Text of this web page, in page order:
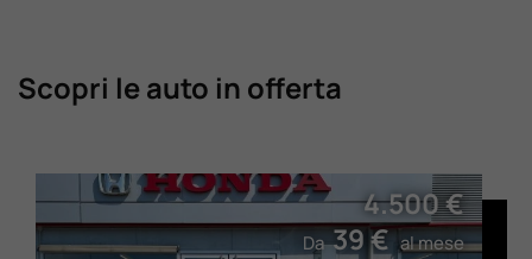
Scopri le auto in offerta
4.500 €
Da39 €al mese